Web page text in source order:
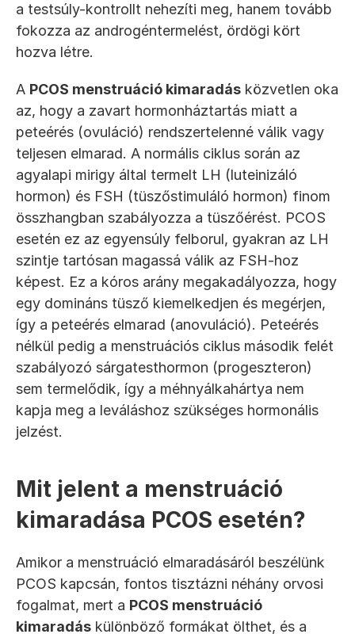
a testsúly-kontrollt nehezíti meg, hanem tovább
fokozza az androgéntermelést, ördögi kört
hozva létre.
A PCOS menstruáció kimaradás közvetlen oka
az, hogy a zavart hormonháztartás miatt a
peteérés (ovuláció) rendszertelenné válik vagy
teljesen elmarad. A normális ciklus során az
agyalapi mirigy által termelt LH (luteinizáló
hormon) és FSH (tüszőstimuláló hormon) finom
összhangban szabályozza a tüszőérést. PCOS
esetén ez az egyensúly felborul, gyakran az LH
szintje tartósan magassá válik az FSH-hoz
képest. Ez a kóros arány megakadályozza, hogy
egy domináns tüsző kiemelkedjen és megérjen,
így a peteérés elmarad (anovuláció). Peteérés
nélkül pedig a menstruációs ciklus második felét
szabályozó sárgatesthormon (progeszteron)
sem termelődik, így a méhnyálkahártya nem
kapja meg a leváláshoz szükséges hormonális
jelzést.
Mit jelent a menstruáció
kimaradása PCOS esetén?
Amikor a menstruáció elmaradásáról beszélünk
PCOS kapcsán, fontos tisztázni néhány orvosi
fogalmat, mert a PCOS menstruáció
kimaradás különböző formákat ölthet, és a